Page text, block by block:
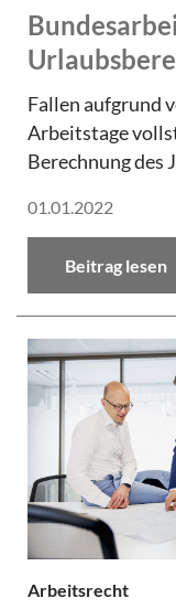
Fallen aufgrund
Arbeitstage
Berechnung des
01.01.2022
Beitrag lesen
Arbeitsrecht